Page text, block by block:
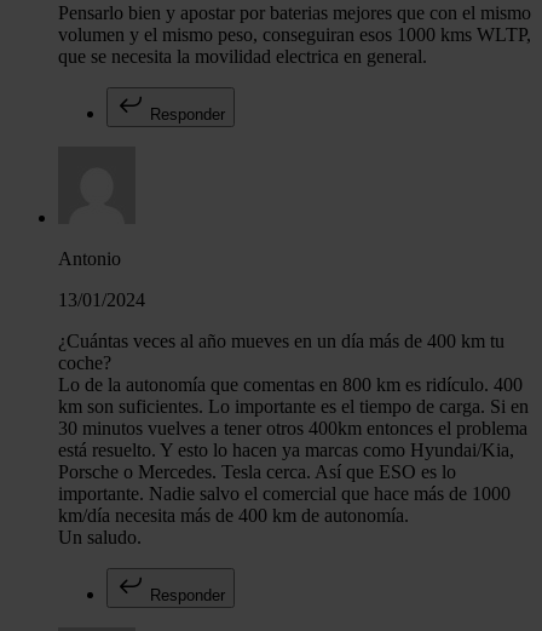
Pensarlo bien y apostar por baterias mejores que con el mismo
volumen y el mismo peso, conseguiran esos 1000 kms WLTP,
que se necesita la movilidad electrica en general.
Responder
Antonio
13/01/2024
¿Cuántas veces al año mueves en un día más de 400 km tu
coche?
Lo de la autonomía que comentas en 800 km es ridículo. 400
km son suficientes. Lo importante es el tiempo de carga. Si en
30 minutos vuelves a tener otros 400km entonces el problema
está resuelto. Y esto lo hacen ya marcas como Hyundai/Kia,
Porsche o Mercedes. Tesla cerca. Así que ESO es lo
importante. Nadie salvo el comercial que hace más de 1000
km/día necesita más de 400 km de autonomía.
Un saludo.
Responder